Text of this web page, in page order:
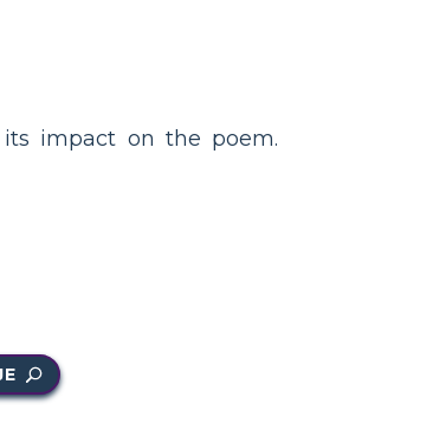
impact on the poem.